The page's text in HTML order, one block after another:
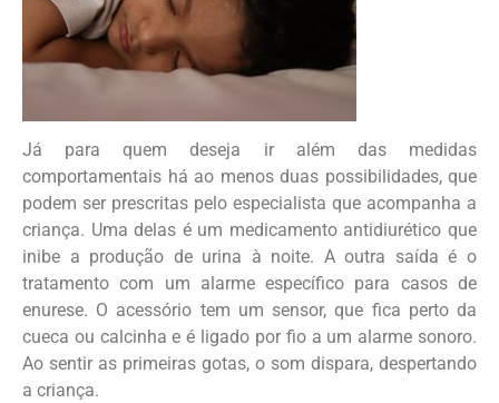
Já para quem deseja ir além das medidas
comportamentais há ao menos duas possibilidades, que
podem ser prescritas pelo especialista que acompanha a
criança. Uma delas é um medicamento antidiurético que
inibe a produção de urina à noite. A outra saída é o
tratamento com um alarme específico para casos de
enurese. O acessório tem um sensor, que fica perto da
cueca ou calcinha e é ligado por fio a um alarme sonoro.
Ao sentir as primeiras gotas, o som dispara, despertando
a criança.